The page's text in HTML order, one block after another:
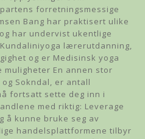
forretningsmessige
Bang har praktisert ulike
har undervist ukentlige
lærerutdanning,
og er Medisinsk yoga
muligheter En annen stor
Sokndal, er antall
fortsatt sette deg inn i
med riktig: Leverage
å kunne bruke seg av
handelsplattformene tilbyr